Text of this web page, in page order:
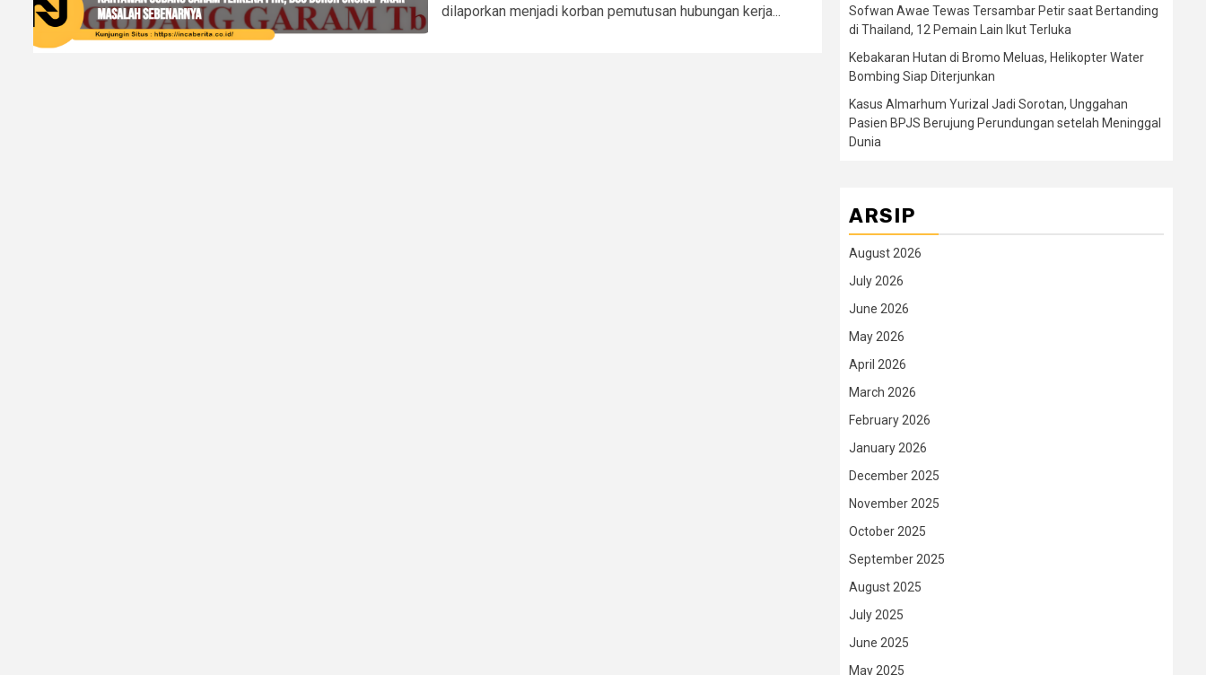
dilaporkan menjadi korban pemutusan hubungan kerja...
Sofwan Awae Tewas Tersambar Petir saat Bertanding
di Thailand, 12 Pemain Lain Ikut Terluka
Kebakaran Hutan di Bromo Meluas, Helikopter Water
Bombing Siap Diterjunkan
Kasus Almarhum Yurizal Jadi Sorotan, Unggahan
Pasien BPJS Berujung Perundungan setelah Meninggal
Dunia
ARSIP
August 2026
July 2026
June 2026
May 2026
April 2026
March 2026
February 2026
January 2026
December 2025
November 2025
October 2025
September 2025
August 2025
July 2025
June 2025
May 2025